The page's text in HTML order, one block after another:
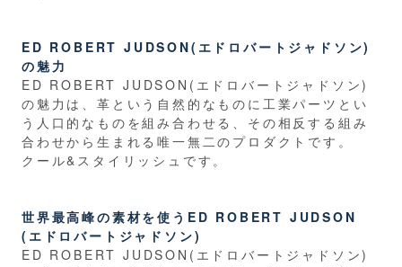
ED ROBERT JUDSON(エドロバートジャドソン)
の魅力
ED ROBERT JUDSON(エドロバートジャドソン)
の魅力は、革という自然的なものに工業パーツとい
う人口的なものを組み合わせる、その相反する組み
合わせから生まれる唯一無二のプロダクトです。
クール&スタイリッシュです。
世界最高峰の素材を使うED ROBERT JUDSON
(エドロバートジャドソン)
ED ROBERT JUDSON(エドロバートジャドソン)